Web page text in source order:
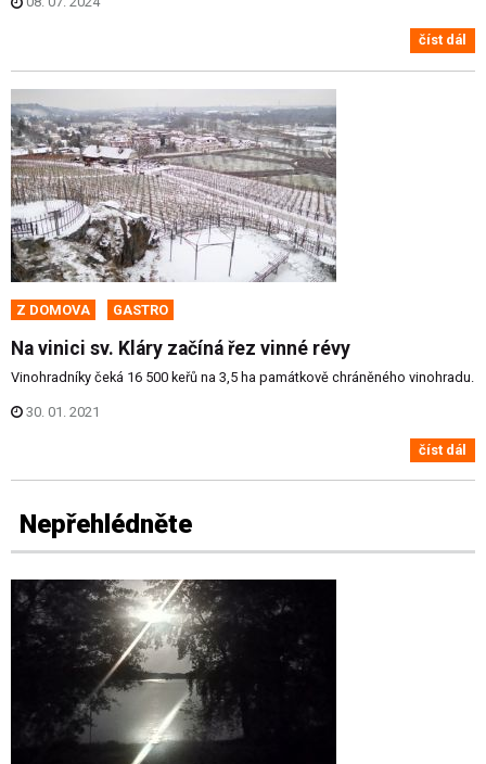
číst dál
Z DOMOVA GASTRO
Na vinici sv. Kláry začíná řez vinné révy
Vinohradníky čeká 16 500 keřů na 3,5 ha památkově chráněného vinohradu.
30. 01. 2021
číst dál
Nepřehlédněte